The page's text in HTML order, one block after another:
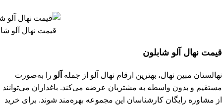
قیمت نهال آلو
قیمت نهال آلو شابلون
نهالستان مبین نهال، بهترین ارقام نهال آلو از جمله آلو را به‌صورت
مستقیم و بدون واسطه به مشتریان عرضه می‌کند. باغداران می‌توانند
از مشاوره رایگان کارشناسان این مجموعه بهره‌مند شوند. برای خرید